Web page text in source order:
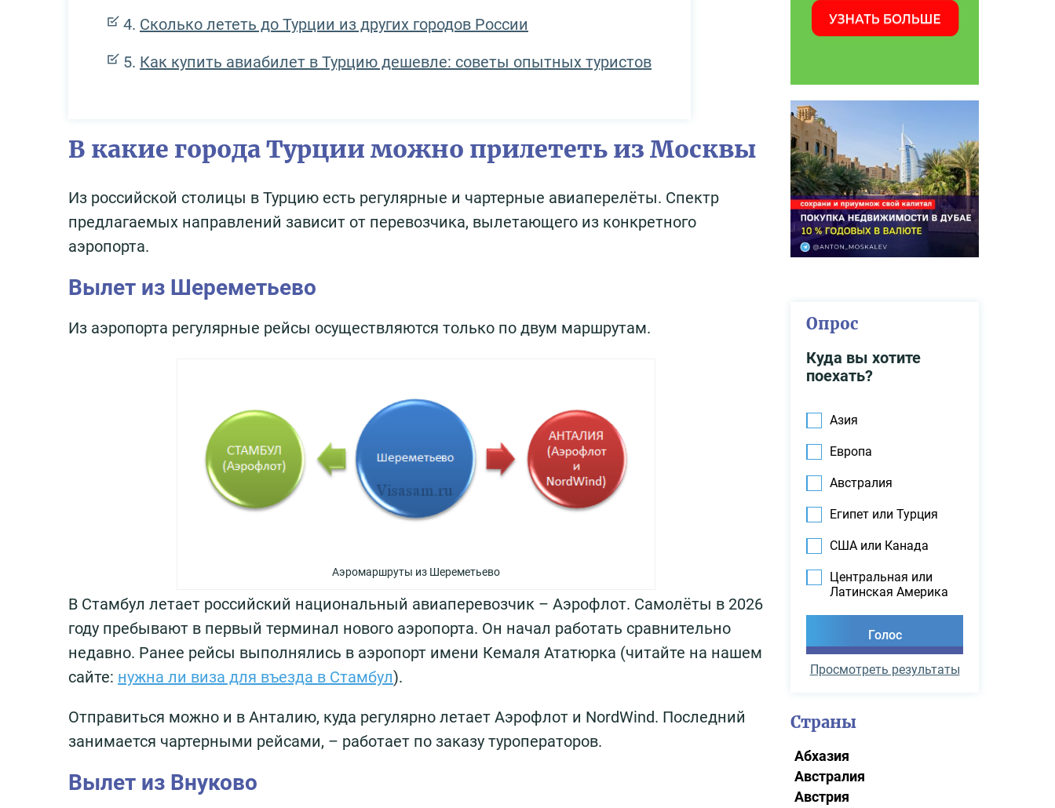
Сколько лететь до Турции из других городов России
Как купить авиабилет в Турцию дешевле: советы опытных туристов
В какие города Турции можно прилететь из Москвы
Из российской столицы в Турцию есть регулярные и чартерные авиаперелёты. Спектр
предлагаемых направлений зависит от перевозчика, вылетающего из конкретного
аэропорта.
Вылет из Шереметьево
Из аэропорта регулярные рейсы осуществляются только по двум маршрутам.
Аэромаршруты из Шереметьево
В Стамбул летает российский национальный авиаперевозчик – Аэрофлот. Самолёты в 2026
году пребывают в первый терминал нового аэропорта. Он начал работать сравнительно
недавно. Ранее рейсы выполнялись в аэропорт имени Кемаля Ататюрка (читайте на нашем
сайте: нужна ли виза для въезда в Стамбул).
Отправиться можно и в Анталию, куда регулярно летает Аэрофлот и NordWind. Последний
занимается чартерными рейсами, – работает по заказу туроператоров.
Вылет из Внуково
Опрос
Куда вы хотите
поехать?
Азия
Европа
Австралия
Египет или Турция
США или Канада
Центральная или
Латинская Америка
Просмотреть результаты
Страны
Абхазия
Австралия
Австрия